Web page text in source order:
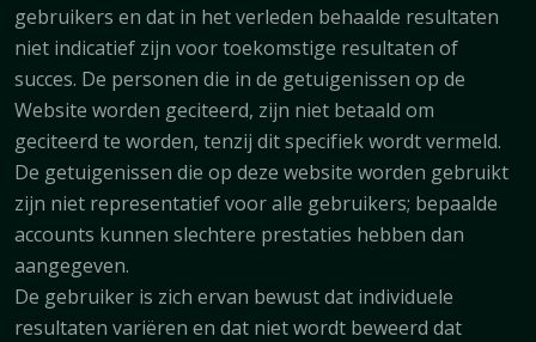
gebruikers en dat in het verleden behaalde resultaten
niet indicatief zijn voor toekomstige resultaten of
succes. De personen die in de getuigenissen op de
Website worden geciteerd, zijn niet betaald om
geciteerd te worden, tenzij dit specifiek wordt vermeld.
De getuigenissen die op deze website worden gebruikt
zijn niet representatief voor alle gebruikers; bepaalde
accounts kunnen slechtere prestaties hebben dan
aangegeven.
De gebruiker is zich ervan bewust dat individuele
resultaten variëren en dat niet wordt beweerd dat